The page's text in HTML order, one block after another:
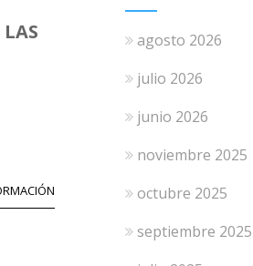
agosto 2026
julio 2026
junio 2026
noviembre 2025
octubre 2025
septiembre 2025